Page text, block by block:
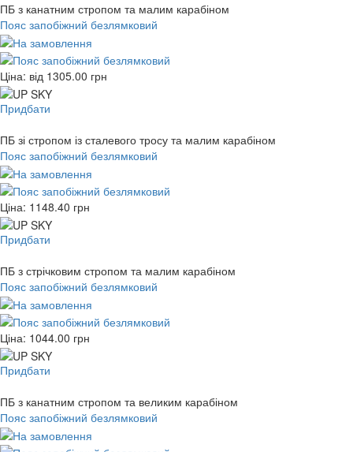
ПБ з канатним стропом та малим карабіном
Пояс запобіжний безлямковий
Ціна: від 1305.00 грн
Придбати
ПБ зі стропом із сталевого тросу та малим карабіном
Пояс запобіжний безлямковий
Ціна: 1148.40 грн
Придбати
ПБ з стрічковим стропом та малим карабіном
Пояс запобіжний безлямковий
Ціна: 1044.00 грн
Придбати
ПБ з канатним стропом та великим карабіном
Пояс запобіжний безлямковий